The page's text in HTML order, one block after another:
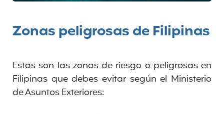
Zonas peligrosas de Filipinas
Estas son las zonas de riesgo o peligrosas en
Filipinas que debes evitar según el Ministerio
de Asuntos Exteriores: